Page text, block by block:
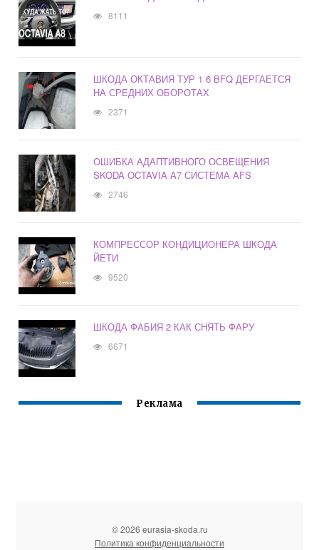
8111
ШКОДА ОКТАВИЯ ТУР 1 6 BFQ ДЕРГАЕТСЯ
НА СРЕДНИХ ОБОРОТАХ
2371
ОШИБКА АДАПТИВНОГО ОСВЕЩЕНИЯ
SKODA OCTAVIA A7 СИСТЕМА AFS
2746
КОМПРЕССОР КОНДИЦИОНЕРА ШКОДА
ЙЕТИ
9520
ШКОДА ФАБИЯ 2 КАК СНЯТЬ ФАРУ
6671
Реклама
© 2026 eurasia-skoda.ru
Политика конфиденциальности